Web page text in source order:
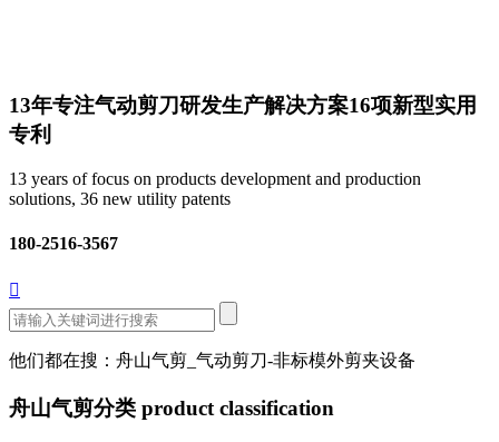
13年专注气动剪刀研发生产解决方案16项新型实用
专利
13 years of focus on products development and production
solutions, 36 new utility patents
180-2516-3567

他们都在搜：舟山气剪_气动剪刀-非标模外剪夹设备
舟山气剪分类 product classification